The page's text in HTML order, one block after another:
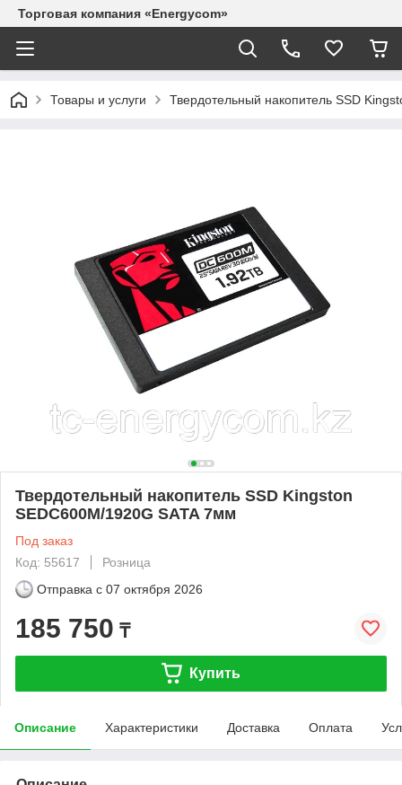
Торговая компания «Energycom»
Товары и услуги Твердотельный накопитель SSD
Твердотельный накопитель SSD Kingston
SEDC600M/1920G SATA 7мм
Под заказ
Код: 55617
Розница
Отправка с 07 октября 2026
185 750 ₸
Купить
Описание Характеристики Доставка Оплата